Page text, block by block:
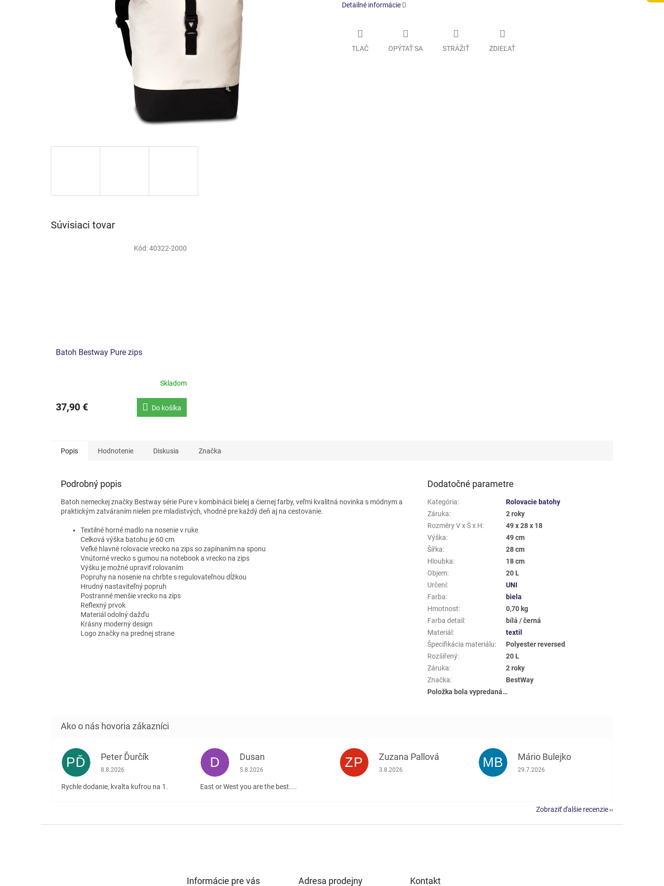
Detailné informácie
TLAČ OPÝTAŤ SA STRÁŽIŤ ZDIEĽAŤ
Súvisiaci tovar
Batoh Bestway Pure zips
Skladom
37,90 € Do košíka
Kód:40322-2000
Popis Hodnotenie Diskusia Značka
Podrobný popis
Batoh nemeckej značky Bestway série Pure v kombinácii bielej a čiernej farby, veľmi kvalitná novinka s módnym a
praktickým zatváraním nielen pre mladistvých, vhodné pre každý deň aj na cestovanie.
Textilné horné madlo na nosenie v ruke
Celková výška batohu je 60 cm
Veľké hlavné rolovacie vrecko na zips so zapínaním na sponu
Vnútorné vrecko s gumou na notebook a vrecko na zips
Výšku je možné upraviť rolovaním
Popruhy na nosenie na chrbte s regulovateľnou dĺžkou
Hrudný nastaviteľný popruh
Postranné menšie vrecko na zips
Reflexný prvok
Materiál odolný dažďu
Krásny moderný design
Logo značky na prednej strane
Dodatočné parametre
Kategória:
Rolovacie batohy
Záruka:
2 roky
Rozměry V x Š x H:
49 x 28 x 18
Výška:
49 cm
Šířka:
28 cm
Hloubka:
18 cm
Objem:
20 L
Určení:
UNI
Farba:
biela
Hmotnost:
0,70 kg
Farba detail:
bílá / černá
Materiál:
textil
Špecifikácia materiálu:
Polyester reversed
Rozšířený:
20 L
Záruka:
2 roky
Značka:
BestWay
Položka bola vypredaná…
PĎ Peter Ďurčík
Hodnotenie obchodu je 5 z 5 hviezdičiek.
8.8.2026
Rychle dodanie, kvalta kufrou na 1.
D Dusan
Hodnotenie obchodu je 5 z 5 hviezdičiek.
5.8.2026
East or West you are the best....
ZP Zuzana Pallová
Hodnotenie obchodu je 5 z 5 hviezdičiek.
3.8.2026 MB Mário Bulejko
Hodnotenie obchodu je 5 z 5 hviezdičiek.
29.7.2026
Zobraziť ďalšie recenzie
Informácie pre vás Adresa prodejny Kontakt